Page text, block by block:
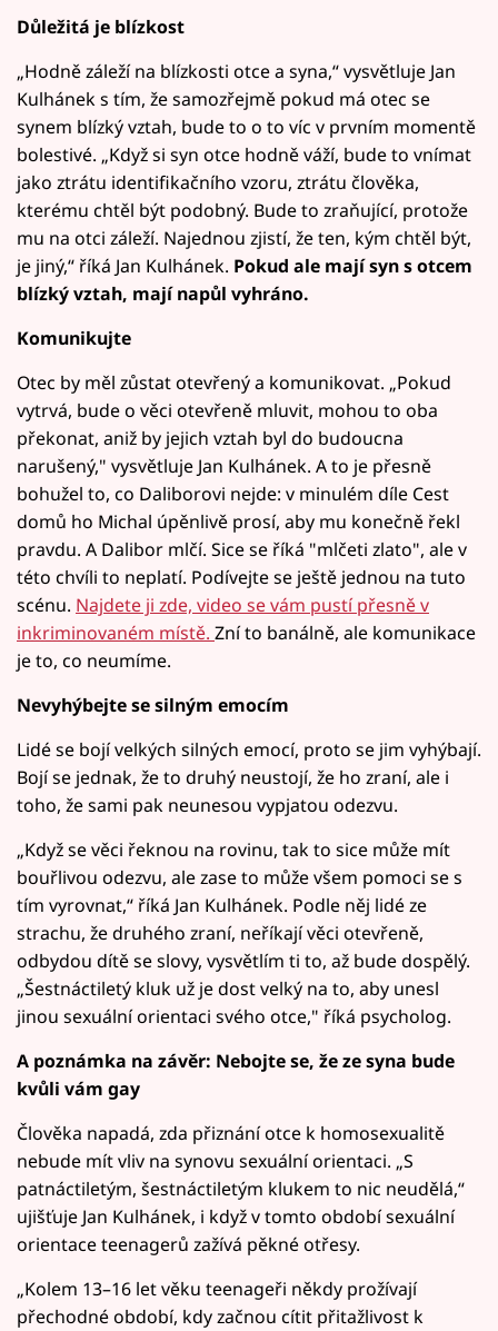
Důležitá je blízkost
„Hodně záleží na blízkosti otce a syna,“ vysvětluje Jan
Kulhánek s tím, že samozřejmě pokud má otec se
synem blízký vztah, bude to o to víc v prvním momentě
bolestivé. „Když si syn otce hodně váží, bude to vnímat
jako ztrátu identifikačního vzoru, ztrátu člověka,
kterému chtěl být podobný. Bude to zraňující, protože
mu na otci záleží. Najednou zjistí, že ten, kým chtěl být,
je jiný,“ říká Jan Kulhánek. Pokud ale mají syn s otcem
blízký vztah, mají napůl vyhráno.
Komunikujte
Otec by měl zůstat otevřený a komunikovat. „Pokud
vytrvá, bude o věci otevřeně mluvit, mohou to oba
překonat, aniž by jejich vztah byl do budoucna
narušený," vysvětluje Jan Kulhánek. A to je přesně
bohužel to, co Daliborovi nejde: v minulém díle Cest
domů ho Michal úpěnlivě prosí, aby mu konečně řekl
pravdu. A Dalibor mlčí. Sice se říká "mlčeti zlato", ale v
této chvíli to neplatí. Podívejte se ještě jednou na tuto
scénu. Najdete ji zde, video se vám pustí přesně v
inkriminovaném místě. Zní to banálně, ale komunikace
je to, co neumíme.
Nevyhýbejte se silným emocím
Lidé se bojí velkých silných emocí, proto se jim vyhýbají.
Bojí se jednak, že to druhý neustojí, že ho zraní, ale i
toho, že sami pak neunesou vypjatou odezvu.
„Když se věci řeknou na rovinu, tak to sice může mít
bouřlivou odezvu, ale zase to může všem pomoci se s
tím vyrovnat,“ říká Jan Kulhánek. Podle něj lidé ze
strachu, že druhého zraní, neříkají věci otevřeně,
odbydou dítě se slovy, vysvětlím ti to, až bude dospělý.
„Šestnáctiletý kluk už je dost velký na to, aby unesl
jinou sexuální orientaci svého otce," říká psycholog.
A poznámka na závěr: Nebojte se, že ze syna bude
kvůli vám gay
Člověka napadá, zda přiznání otce k homosexualitě
nebude mít vliv na synovu sexuální orientaci. „S
patnáctiletým, šestnáctiletým klukem to nic neudělá,“
ujišťuje Jan Kulhánek, i když v tomto období sexuální
orientace teenagerů zažívá pěkné otřesy.
„Kolem 13–16 let věku teenageři někdy prožívají
přechodné období, kdy začnou cítit přitažlivost k